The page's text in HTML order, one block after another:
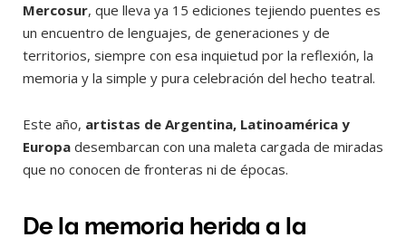
Mercosur, que lleva ya 15 ediciones tejiendo puentes es
un encuentro de lenguajes, de generaciones y de
territorios, siempre con esa inquietud por la reflexión, la
memoria y la simple y pura celebración del hecho teatral.
Este año, artistas de Argentina, Latinoamérica y
Europa desembarcan con una maleta cargada de miradas
que no conocen de fronteras ni de épocas.
De la memoria herida a la